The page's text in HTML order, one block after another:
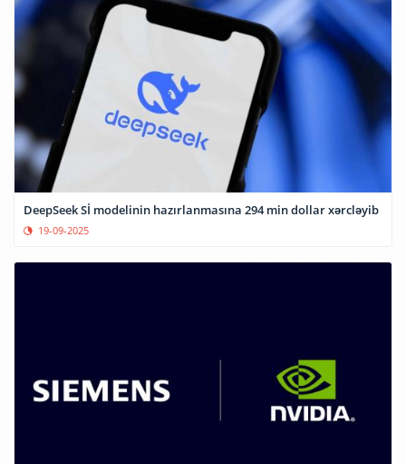
DeepSeek Sİ modelinin hazırlanmasına 294 min dollar xərcləyib
19-09-2025